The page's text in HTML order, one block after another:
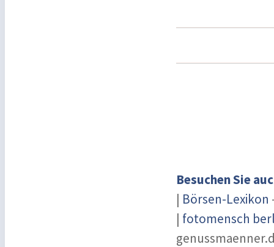
Besuchen Sie
| Börsen-Lexikon
| fotomensch